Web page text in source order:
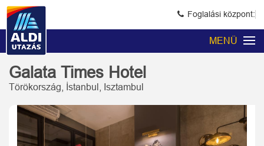
Foglalási központ:
MENÜ
Galata Times Hotel
Törökország, İstanbul, Isztambul